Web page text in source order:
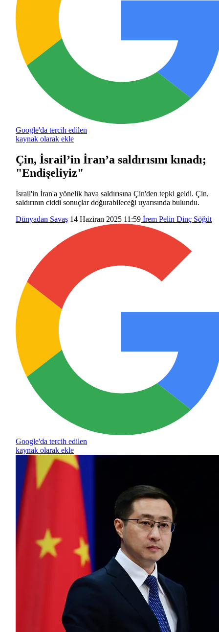
Google'da tercih edilen
kaynak olarak ekle
Çin, İsrail’in İran’a saldırısını kınadı;
"Endişeliyiz"
İsrail'in İran'a yönelik hava saldırısına Çin'den tepki geldi. Çin,
saldırının ciddi sonuçlar doğurabileceği uyarısında bulundu.
Dünyadan Savaş 14 Haziran 2025 11:59 İrem Pelin Dinç Söğüt
Google'da tercih edilen
kaynak olarak ekle